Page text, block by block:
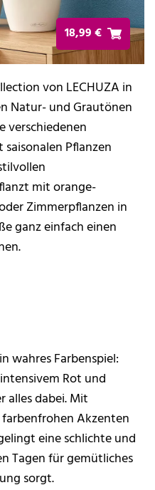
18,99 €
von LECHUZA in
Natur- und Grautönen
verschiedenen
Pflanzen
mit orange-
Zimmerpflanzen in
ganz einfach einen
wahres Farbenspiel:
Rot und
alles dabei. Mit
Akzenten
eine schlichte und
Tagen für gemütliches
sorgt.